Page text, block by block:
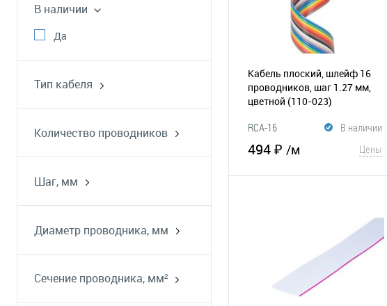
В наличии
Да
Тип кабеля
Количество проводников
Шаг, мм
Диаметр проводника, мм
Сечение проводника, мм²
Кабель плоский, шлейф 16
проводников, шаг 1.27 мм,
цветной (110-023)
В наличии
RCA-16
494 ₽ /м Цены
Сравнение